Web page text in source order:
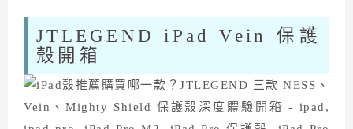
JTLEGEND iPad Vein 保護
殼開箱